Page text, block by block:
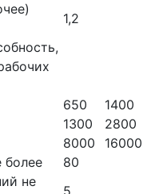
1,2
650
1400
1300
2800
8000
16000
более
80
не